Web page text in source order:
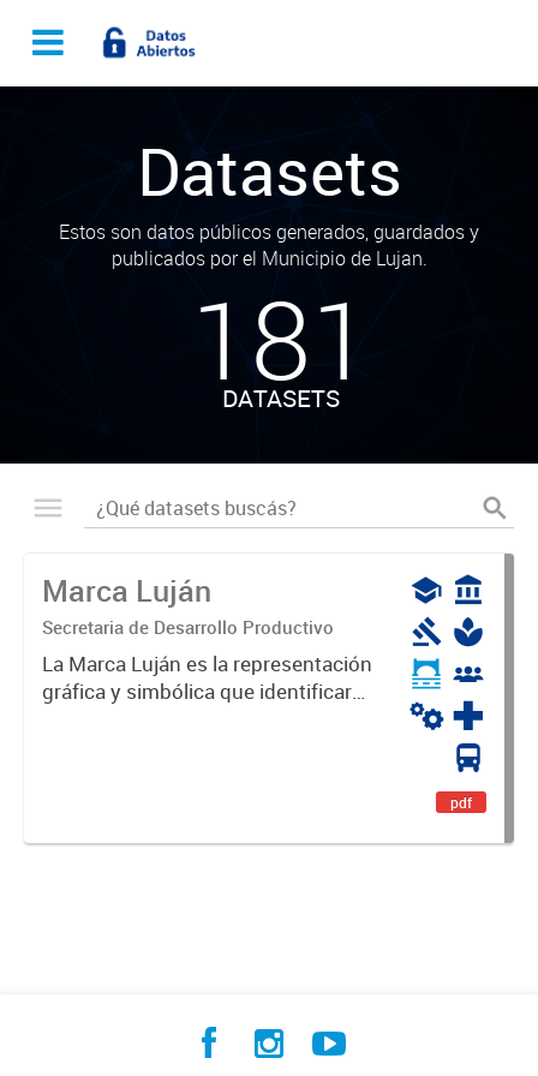
Datasets
Estos son datos públicos generados, guardados y
publicados por el Municipio de Lujan.
181
DATASETS
Marca Luján
Secretaria de Desarrollo Productivo
La Marca Luján es la representación
gráfica y simbólica que identificará
pdf